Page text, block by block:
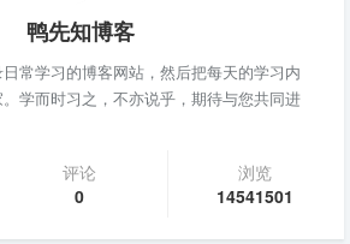
鸭先知博客
常学习的博客网站，然后把每天的学习内
学而时习之，不亦说乎，期待与您共同进
评论
0
浏览
14541501